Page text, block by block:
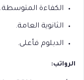
الكفاءة المتوسطة.
الثانوية العامة.
الدبلوم فأعلى.
الرواتب: